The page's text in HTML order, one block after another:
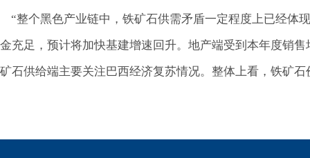
“整个黑色产业链中，铁矿石供需矛盾一定程度上已经体
金充足，预计将加快基建增速回升。地产端受到本年度销
矿石供给端主要关注巴西经济复苏情况。整体上看，铁矿